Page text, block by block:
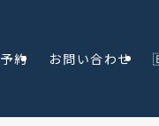
予約 お問い合わせ